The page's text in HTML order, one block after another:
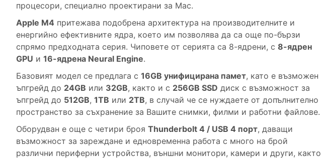
процесори, специално проектирани за Mac.
Apple М4 притежава подобрена архитектура на производителните и
енергийно ефективните ядра, което им позволява да са още по-бързи
спрямо предходната серия. Чиповете от серията са 8-ядрени, с 8-ядрен
GPU и 16-ядрена Neural Engine.
Базовият модел се предлага с 16GB унифицирана памет, като е възможен
ъпгрейд до 24GB или 32GB, както и с 256GB SSD диск с възможност за
ъпгрейд до 512GB, 1TB или 2TB, в случай че се нуждаете от допълнително
пространство за съхранение за Вашите снимки, филми и работни файлове.
Оборудван е още с четири броя Thunderbolt 4 / USB 4 порт, даващи
възможност за зареждане и едновременна работа с много на брой
различни периферни устройства, външни монитори, камери и други, както